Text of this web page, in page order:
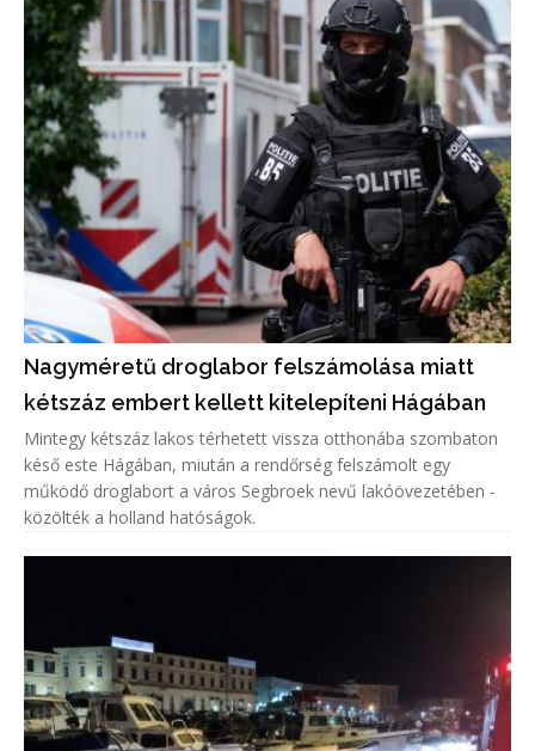
Nagyméretű droglabor felszámolása miatt
kétszáz embert kellett kitelepíteni Hágában
Mintegy kétszáz lakos térhetett vissza otthonába szombaton
késő este Hágában, miután a rendőrség felszámolt egy
működő droglabort a város Segbroek nevű lakóövezetében -
közölték a holland hatóságok.